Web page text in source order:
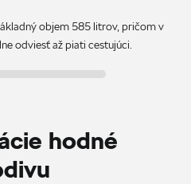
objem 585 litrov, pričom v
odviesť až piati cestujúci.
hodné